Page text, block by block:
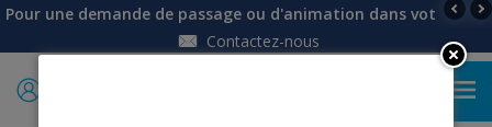
Pour une demande de passage ou d'animation dans votre
Contactez-nous